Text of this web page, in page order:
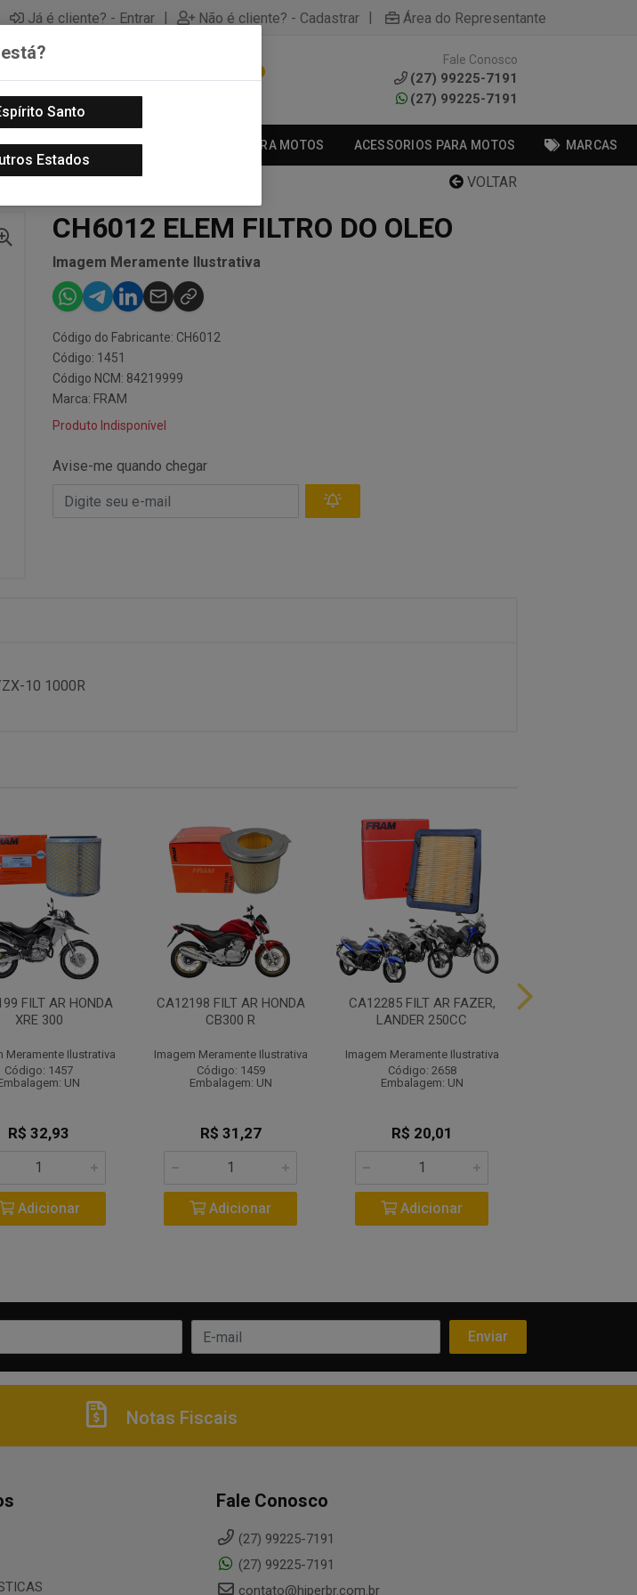
Já é cliente? - Entrar | Não é cliente? - Cadastrar | Área do Representante
Fale Conosco
(27) 99225-7191
(27) 99225-7191
PARA MOTOS PECAS PARA MOTOS ACESSORIOS PARA MOTOS MARCAS
VOLTAR
CH6012 ELEM FILTRO DO OLEO
Imagem Meramente Ilustrativa
Código do Fabricante: CH6012
Código: 1451
Código NCM: 84219999
Marca: FRAM
Produto Indisponível
Avise-me quando chegar
10 1000R
FILT AR HONDA
XRE 300
Meramente Ilustrativa
Código: 1457
UN
R$ 32,93
Adicionar
CA12198 FILT AR HONDA
CB300 R
Imagem Meramente Ilustrativa
Código: 1459
Embalagem: UN
R$ 31,27
Adicionar
CA12285 FILT AR FAZER,
LANDER 250CC
Imagem Meramente Ilustrativa
Código: 2658
Embalagem: UN
R$ 20,01
Adicionar
Notas Fiscais
Fale Conosco
(27) 99225-7191
(27) 99225-7191
contato@hiperbr.com.br
Santo
Estados